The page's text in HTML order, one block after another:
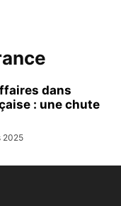
dans
: une chute
2025